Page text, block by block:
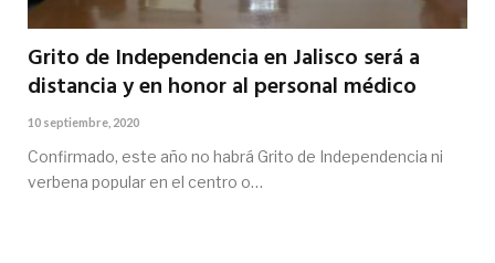
Grito de Independencia en Jalisco será a
distancia y en honor al personal médico
10 septiembre, 2020
Confirmado, este año no habrá Grito de Independencia ni
verbena popular en el centro o…